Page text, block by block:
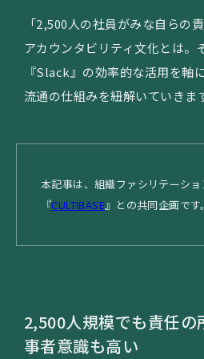
「2,500人の社員がみな自らの
アカウンタビリティ文化とは。
『Slack』の効率的な活用を軸
流通の仕組みを紐解いていきま
本記事は、組織ファシリテーシ
『CULTIBASE』との共同企画です。
2,500人規模でも責任の
事者意識も高い